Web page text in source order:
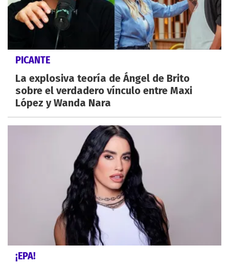
PICANTE
La explosiva teoría de Ángel de Brito
sobre el verdadero vínculo entre Maxi
López y Wanda Nara
¡EPA!